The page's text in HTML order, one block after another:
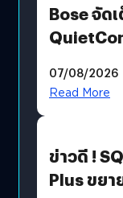
Bose จัด
07/08/2026
Read More
ข่าวดี !
Plus ขยา